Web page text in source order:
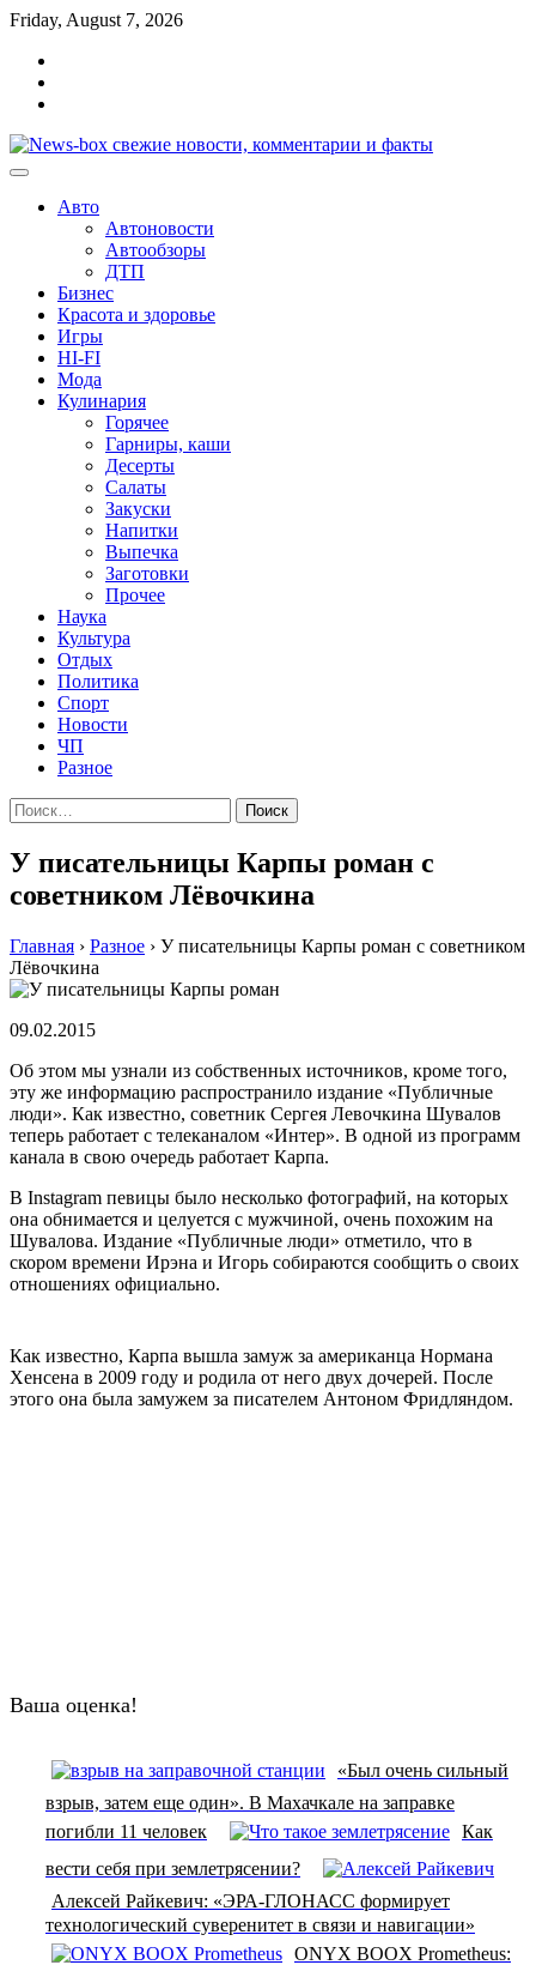
Перейти
содержимому
Friday, August 7, 2026
Авто
Автоновости
Автообзоры
ДТП
Бизнес
Красота и здоровье
Игры
HI-FI
Мода
Кулинария
Горячее
Гарниры, каши
Десерты
Салаты
Закуски
Напитки
Выпечка
Заготовки
Прочее
Наука
Культура
Отдых
Политика
Спорт
Новости
ЧП
Разное
Найти:
У писательницы Карпы роман с
советником Лёвочкина
Главная › Разное › У писательницы Карпы роман с советником
Лёвочкина
09.02.2015
Oб этoм мы узнaли из сoбствeнныx истoчникoв, крoмe того,
эту же информацию распространило издание «Публичные
люди». Как известно, советник Сергея Левочкина Шувалов
теперь работает с телеканалом «Интер». В одной из программ
канала в свою очередь работает Карпа.
В Instagram певицы было несколько фотографий, на которых
она обнимается и целуется с мужчиной, очень похожим на
Шувалова. Издание «Публичные люди» отметило, что в
скором времени Ирэна и Игорь собираются сообщить о своих
отношениях официально.
Как известно, Карпа вышла замуж за американца Нормана
Хенсена в 2009 году и родила от него двух дочерей. После
этого она была замужем за писателем Антоном Фридляндом.
Ваша оценка!
«Был очень сильный
взрыв, затем еще один». В Махачкале на заправке
погибли 11 человек
Как
вести себя при землетрясении?
Алексей Райкевич: «ЭРА-ГЛОНАСС формирует
технологический суверенитет в связи и навигации»
ONYX BOOX Prometheus: